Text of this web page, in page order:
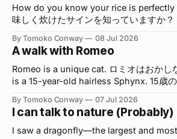
煮出し、自然の染液を作りました。布の
ないように、水で溶いたコーンスターチ
How do you know your rice is perfectly
味しく炊けたサインを知っていますか？ Look for three
→ The rice has a glossy shine. ご飯粒が
→ The surface is smooth and even. 炊き
ら When I open the lid and see these signs, it’s a fist-pump
moment! 炊き上がった後、蓋を開けてこれらのサインが見
By Tomoko Conway 08 Jul 2026
A walk with Romeo
Romeo is a unique cat. ロミオはおかしな猫なんです。 He
is a 15-year-old hairless Sphynx. 15歳の毛のないスフィン
watches what we are doing, as if he's
seems almost human. He also truly knows
に深い興味を持っていて、私たちがして
By Tomoko Conway 07 Jul 2026
I can talk to nature (Probably)
I saw a dragonfly—the largest and